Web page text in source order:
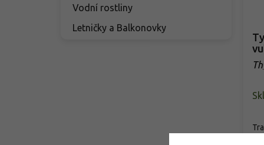
Vodní rostliny
Letničky a Balkonovky